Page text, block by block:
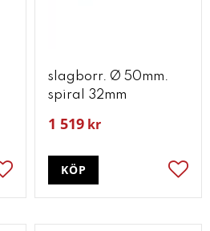
Lägg till i favoriter
slagborr. Ø 50mm.
spiral 32mm
1 519 kr
KÖP